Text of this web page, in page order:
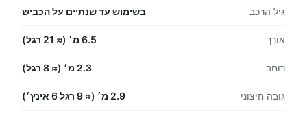
גיל הרכב בשימוש עד שנתיים על הכביש
אורך 6.5 מ׳ (≈ 21 רגל)
רוחב 2.3 מ׳ (≈ 8 רגל)
גובה חיצוני 2.9 מ׳ (≈ 9 רגל 6 אינץ׳)